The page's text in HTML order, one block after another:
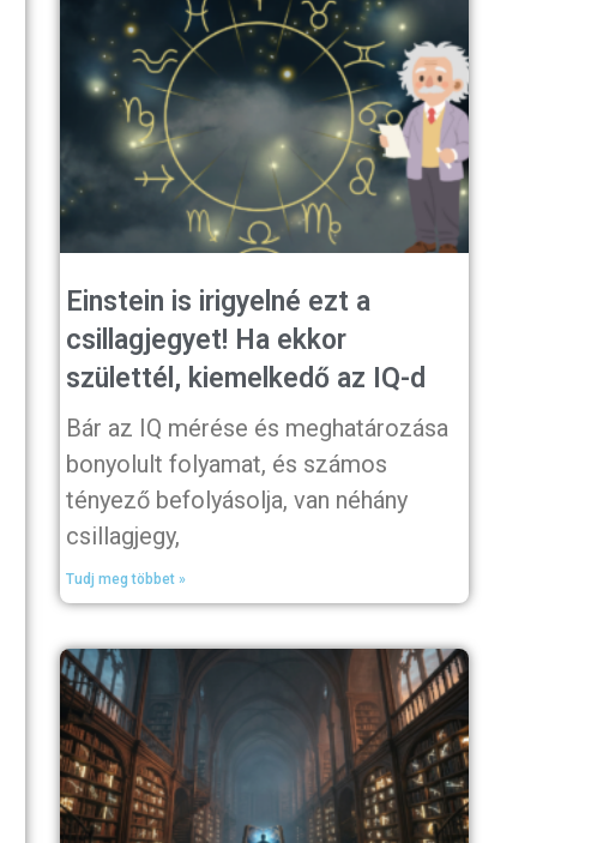
Einstein is irigyelné ezt a
csillagjegyet! Ha ekkor
születtél, kiemelkedő az IQ-d
Bár az IQ mérése és meghatározása
bonyolult folyamat, és számos
tényező befolyásolja, van néhány
csillagjegy,
Tudj meg többet »